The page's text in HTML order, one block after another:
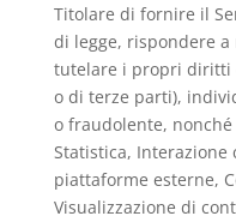
Titolare di fornire il
di legge, rispondere
tutelare i propri diritti
o di terze parti),
o fraudolente,
Statistica, Interazione
piattaforme esterne,
Visualizzazione di